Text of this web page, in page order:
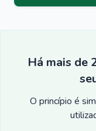
Há mais de
O princípio é